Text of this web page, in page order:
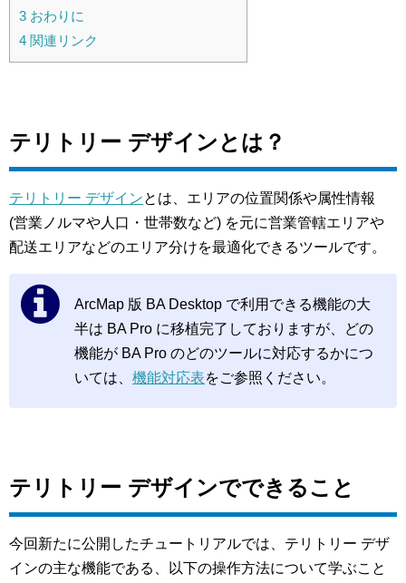
3 おわりに
4 関連リンク
テリトリー デザインとは？
テリトリー デザインとは、エリアの位置関係や属性情報
(営業ノルマや人口・世帯数など) を元に営業管轄エリアや
配送エリアなどのエリア分けを最適化できるツールです。
ArcMap 版 BA Desktop で利用できる機能の大
半は BA Pro に移植完了しておりますが、どの
機能が BA Pro のどのツールに対応するかにつ
いては、 機能対応表をご参照ください。
テリトリー デザインでできること
今回新たに公開したチュートリアルでは、テリトリー デザ
インの主な機能である、以下の操作方法について学ぶこと